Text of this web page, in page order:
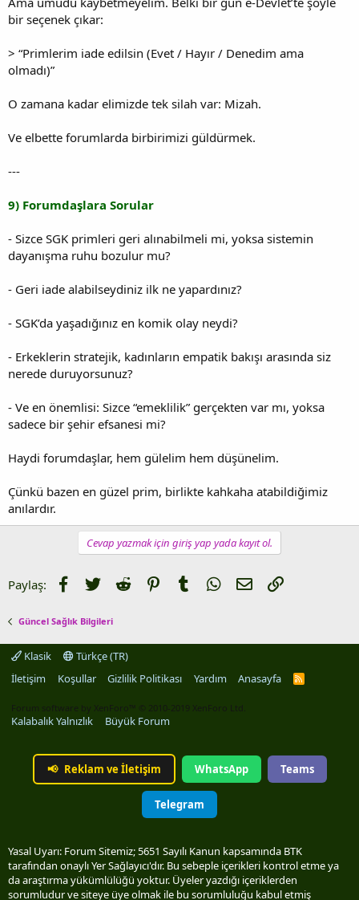
bir seçenek çıkar:
> “Primlerim iade edilsin (Evet / Hayır / Denedim ama
olmadı)”
O zamana kadar elimizde tek silah var: Mizah.
Ve elbette forumlarda birbirimizi güldürmek.
---
9) Forumdaşlara Sorular
- Sizce SGK primleri geri alınabilmeli mi, yoksa sistemin
dayanışma ruhu bozulur mu?
- Geri iade alabilseydiniz ilk ne yapardınız?
- SGK’da yaşadığınız en komik olay neydi?
- Erkeklerin stratejik, kadınların empatik bakışı arasında siz
nerede duruyorsunuz?
- Ve en önemlisi: Sizce “emeklilik” gerçekten var mı, yoksa
sadece bir şehir efsanesi mi?
Haydi forumdaşlar, hem gülelim hem düşünelim.
Çünkü bazen en güzel prim, birlikte kahkaha atabildiğimiz
anılardır.
Cevap yazmak için giriş yap yada kayıt ol.
Paylaş: Facebook
TwitterReddit PinterestTumblrWhatsApp
E-postaLink
Güncel Sağlık Bilgileri
Klasik
Türkçe (TR)
İletişim
Koşullar Gizlilik Politikası Yardım Anasayfa
R
Forum software by XenForo™ © 2010-2019 XenForo Ltd.
Kalabalık Yalnızlık Büyük Forum
📢 Reklam ve İletişim WhatsApp Teams
Telegram
Yasal Uyarı: Forum Sitemiz; 5651 Sayılı Kanun kapsamında BTK
tarafından onaylı Yer Sağlayıcı'dır. Bu sebeple içerikleri kontrol etme ya
da araştırma yükümlülüğü yoktur. Üyeler yazdığı içeriklerden
sorumludur ve siteye üye olmak ile bu sorumluluğu kabul etmiş